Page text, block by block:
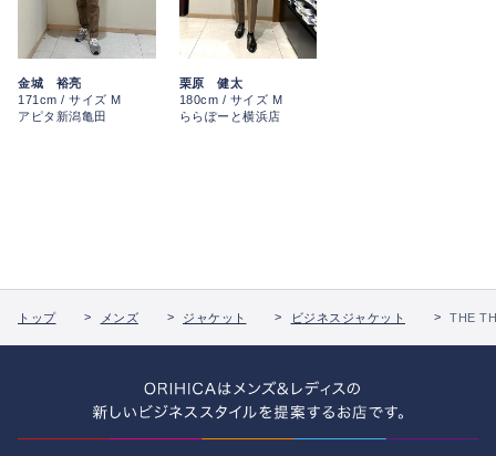
金城 裕亮
171cm / サイズ M
アピタ新潟亀田
栗原 健太
180cm / サイズ M
ららぽーと横浜店
トップ メンズ ジャケット ビジネスジャケット THE